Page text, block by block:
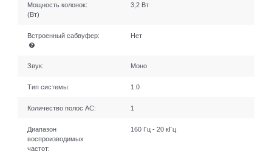
Мощность колонок:
(Вт)
3,2 Вт
Встроенный сабвуфер: Нет
Звук: Моно
Тип системы: 1.0
Количество полос AC: 1
Диапазон
воспроизводимых
частот:
160 Гц - 20 кГц